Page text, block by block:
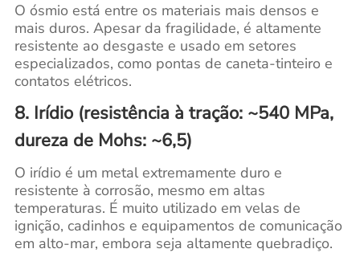
O ósmio está entre os materiais mais densos e
mais duros. Apesar da fragilidade, é altamente
resistente ao desgaste e usado em setores
especializados, como pontas de caneta-tinteiro e
contatos elétricos.
8. Irídio (resistência à tração: ~540 MPa,
dureza de Mohs: ~6,5)
O irídio é um metal extremamente duro e
resistente à corrosão, mesmo em altas
temperaturas. É muito utilizado em velas de
ignição, cadinhos e equipamentos de comunicação
em alto-mar, embora seja altamente quebradiço.